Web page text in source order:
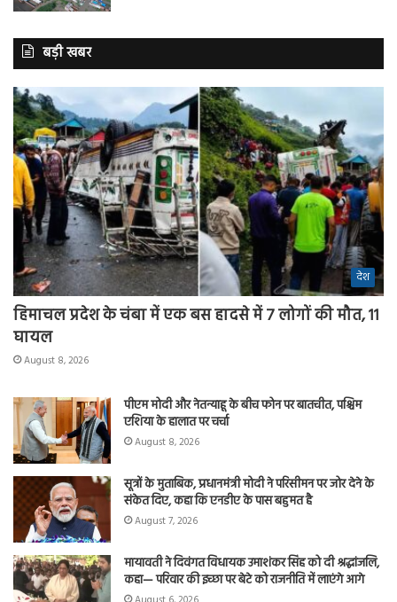
बड़ी खबर
देश
हिमाचल प्रदेश के चंबा में एक बस हादसे में 7 लोगों की मौत, 11
घायल
August 8, 2026
पीएम मोदी और नेतन्याहू के बीच फोन पर बातचीत, पश्चिम
एशिया के हालात पर चर्चा
August 8, 2026
सूत्रों के मुताबिक, प्रधानमंत्री मोदी ने परिसीमन पर जोर देने के
संकेत दिए, कहा कि एनडीए के पास बहुमत है
August 7, 2026
मायावती ने दिवंगत विधायक उमाशंकर सिंह को दी श्रद्धांजलि,
कहा— परिवार की इच्छा पर बेटे को राजनीति में लाएंगे आगे